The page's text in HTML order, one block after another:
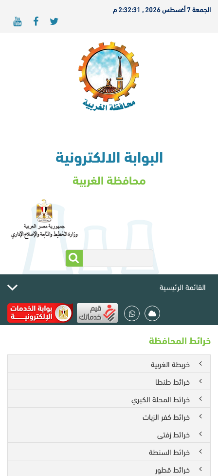
الجمعة 7 أغسطس 2026 , 2:32:31 م
البوابة الالكترونية
محافظة الغربية
القائمة الرئيسية
خرائط المحافظة
خريطة الغربية
خرائط طنطا
خرائط المحلة الكبري
خرائط كفر الزيات
خرائط زفتى
خرائط السنطة
خرائط قطور